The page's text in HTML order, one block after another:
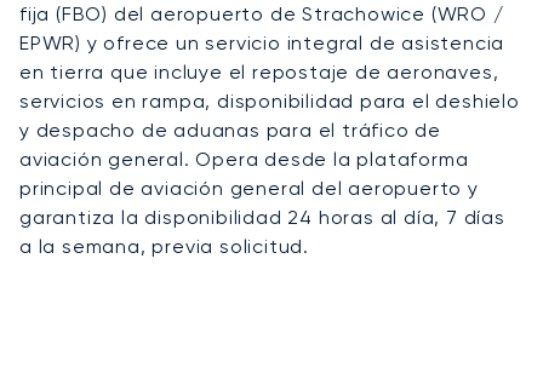
fija (FBO) del aeropuerto de Strachowice (WRO /
EPWR) y ofrece un servicio integral de asistencia
en tierra que incluye el repostaje de aeronaves,
servicios en rampa, disponibilidad para el deshielo
y despacho de aduanas para el tráfico de
aviación general. Opera desde la plataforma
principal de aviación general del aeropuerto y
garantiza la disponibilidad 24 horas al día, 7 días
a la semana, previa solicitud.